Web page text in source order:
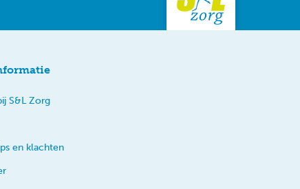
S&L Zorg
en klachten